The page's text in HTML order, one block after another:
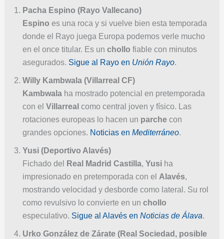
Pacha Espino (Rayo Vallecano)
Espino es una roca y si vuelve bien esta temporada
donde el Rayo juega Europa podemos verle mucho
en el once titular. Es un chollo fiable con minutos
asegurados. Sigue al Rayo en Unión Rayo.
Willy Kambwala (Villarreal CF)
Kambwalaha mostrado potencial en pretemporada
con el Villarreal como central joven y físico. Las
rotaciones europeas lo hacen un parchecon
grandes opciones. Noticias en Mediterráneo.
Yusi (Deportivo Alavés)
Fichado del
Real Madrid Castilla, Yusiha
impresionado en pretemporada con el Alavés,
mostrando velocidad y desborde como lateral. Su rol
como revulsivo lo convierte en un chollo
especulativo. Sigue al Alavés en Noticias de Álava.
Urko González de Zárate (Real Sociedad, posible